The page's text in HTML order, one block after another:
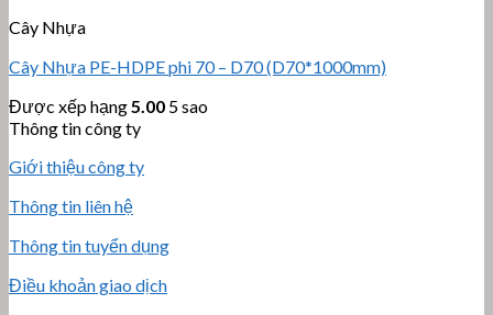
Cây Nhựa
Cây Nhựa PE-HDPE phi 70 – D70 (D70*1000mm)
Được xếp hạng5.00 5 sao
Thông tin công ty
Giới thiệu công ty
Thông tin liên hệ
Thông tin tuyển dụng
Điều khoản giao dịch